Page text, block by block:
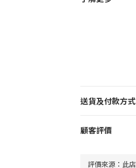
送貨及付款方式
顧客評價